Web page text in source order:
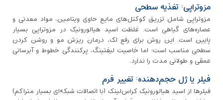
مزوتراپی: تغذیه سطحی
مزوتراپی شامل تزریق کوکتل‌های مایع حاوی ویتامین، مواد معدنی و
عصاره‌های گیاهی است. غلظت اسید هیالورونیک در مزوتراپی بسیار
پایین است. این روش برای رفع لک، درمان ریزش مو و روشن‌ کردن
سطحی مناسب است؛ اما خاصیت لیفتینگ، پرکنندگی خطوط و آبرسانی
عمقی و طولانی ‌مدت را ندارد.
فیلر یا ژل حجم‌دهنده: تغییر فرم
فیلرها از اسید هیالورونیک کراس‌لینک (با اتصالات شبکه‌ای بسیار متراکم)